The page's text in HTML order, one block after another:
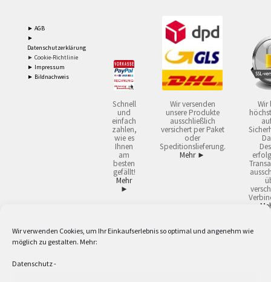
Wir verwenden Cookies, um Ihr Einkaufserlebnis so optimal und angenehm wie
möglich zu gestalten. Mehr:
Datenschutz-
► AGB
►
Datenschutzerklärung
► Cookie-Richtlinie
► Impressum
► Bildnachweis
Schnell
und
einfach
zahlen,
wie es
Ihnen
am
besten
gefällt!
Mehr
►
Wir versenden
unsere Produkte
ausschließlich
versichert per Paket
oder
Speditionslieferung.
Mehr ►
Wir
2 Lieferzeiten gelten mit Express-24.
Versandkostenfrei ab 59,90 € Nettowarenwert. Inseln ausgenommen. Unsere